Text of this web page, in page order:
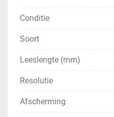
Conditie
Soort
Leeslengte (mm)
Resolutie
Afscherming